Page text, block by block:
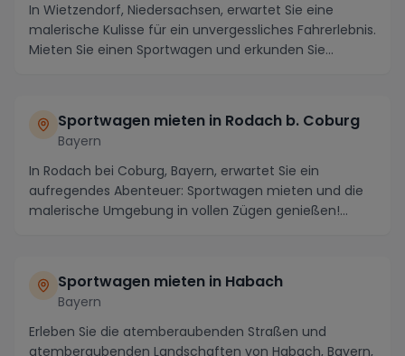
In Wietzendorf, Niedersachsen, erwartet Sie eine
malerische Kulisse für ein unvergessliches Fahrerlebnis.
Mieten Sie einen Sportwagen und erkunden Sie...
Sportwagen mieten in Rodach b. Coburg
Bayern
In Rodach bei Coburg, Bayern, erwartet Sie ein
aufregendes Abenteuer: Sportwagen mieten und die
malerische Umgebung in vollen Zügen genießen!
Sportwagen mieten in Habach
Bayern
Erleben Sie die atemberaubenden Straßen und
atemberaubenden Landschaften von Habach, Bayern,